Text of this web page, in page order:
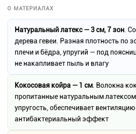
О МАТЕРИАЛАХ
Натуральный латекс — 3 см, 7 зон.
дерева гевеи. Разная плотность по
плечи и бёдра, упругий — под
не накапливает пыль и влагу
Кокосовая койра — 1 см. Волокна
пропитанные натуральным
упругость, обеспечивает вентиляцию
антибактериальный эффект